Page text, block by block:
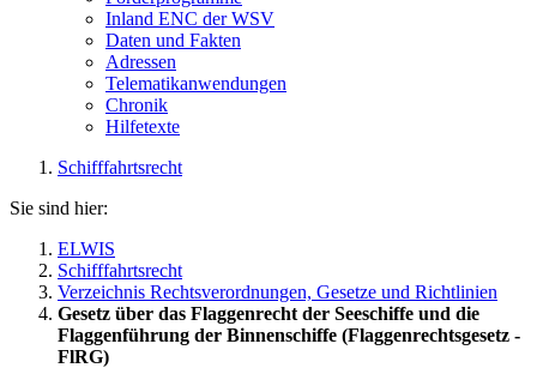
Inland ENC der WSV
Daten und Fakten
Adressen
Telematikanwendungen
Chronik
Hilfetexte
Schifffahrtsrecht
Sie sind hier:
ELWIS
Schifffahrtsrecht
Verzeichnis Rechtsverordnungen, Gesetze und Richtlinien
Gesetz über das Flaggenrecht der Seeschiffe und die
Flaggenführung der Binnenschiffe (Flaggenrechtsgesetz -
FlRG)